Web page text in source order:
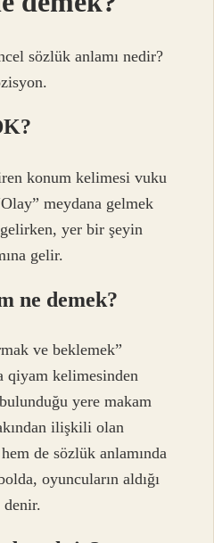
sözlük anlamı nedir?
konum kelimesi vuku
meydana gelmek
yer bir şeyin
gelir.
ne demek?
ve beklemek”
qiyam kelimesinden
yere makam
ilişkili olan
de sözlük anlamında
oyuncuların aldığı
denir.